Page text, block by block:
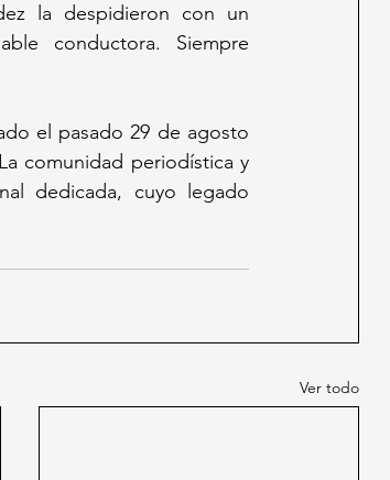
la despidieron con un
conductora. Siempre
el pasado 29 de agosto
comunidad periodística y
dedicada, cuyo legado
Ver todo